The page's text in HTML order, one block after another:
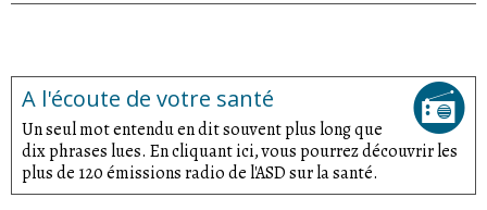
A l'écoute de votre santé
Un seul mot entendu en dit souvent plus long que
dix phrases lues. En cliquant ici, vous pourrez découvrir les
plus de 120 émissions radio de l'ASD sur la santé.